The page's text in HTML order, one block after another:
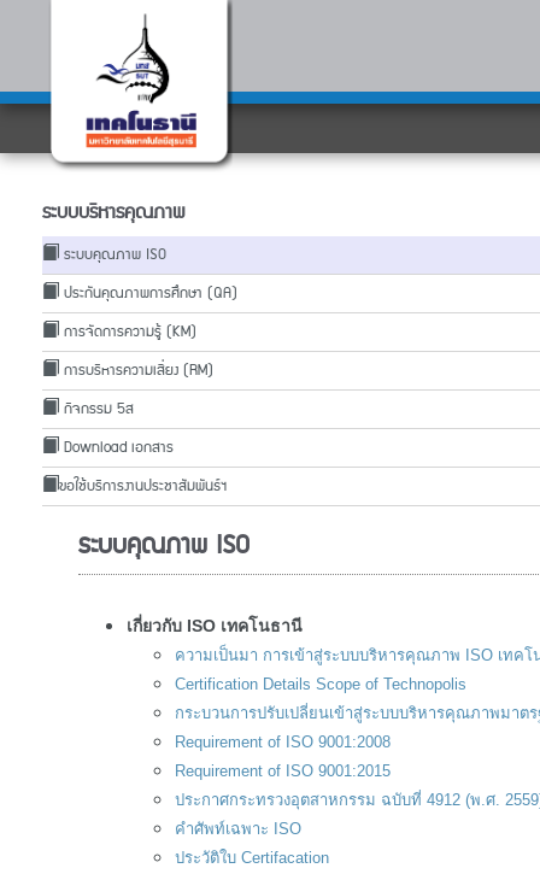
ระบบบริหารคุณภาพ
ระบบคุณภาพ ISO
ประกันคุณภาพการศึกษา (QA)
การจัดการความรู้ (KM)
การบริหารความเสี่ยง (RM)
กิจกรรม 5ส
Download เอกสาร
ขอใช้บริการงานประชาสัมพันธ์ฯ
ระบบคุณภาพ ISO
เกี่ยวกับ ISO เทคโนธานี
ความเป็นมา การเข้าสู่ระบบบริหารคุณภาพ ISO เทคโ
Certification Details Scope of Technopolis
กระบวนการปรับเปลี่ยนเข้าสู่ระบบบริหารคุณภาพมาต
Requirement of ISO 9001:2008
Requirement of ISO 9001:2015
ประกาศกระทรวงอุตสาหกรรม ฉบับที่ 4912 (พ.ศ.
คำศัพท์เฉพาะ ISO
ประวัติใบ Certifacation